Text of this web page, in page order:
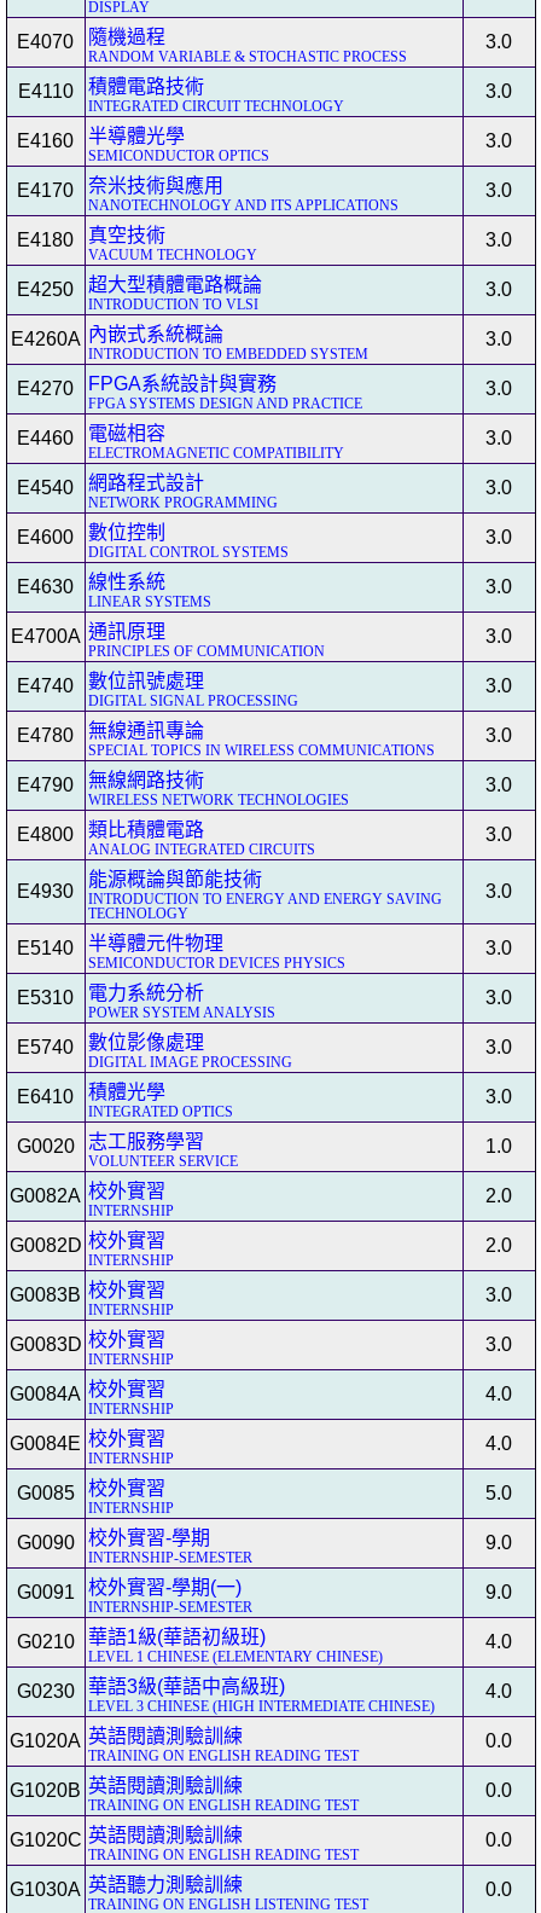
DISPLAY
E4070 隨機過程
RANDOM VARIABLE & STOCHASTIC PROCESS
3.0
E4110 積體電路技術
INTEGRATED CIRCUIT TECHNOLOGY
3.0
E4160 半導體光學
SEMICONDUCTOR OPTICS
3.0
E4170 奈米技術與應用
NANOTECHNOLOGY AND ITS APPLICATIONS
3.0
E4180 真空技術
VACUUM TECHNOLOGY
3.0
E4250 超大型積體電路概論
INTRODUCTION TO VLSI
3.0
E4260A 內嵌式系統概論
INTRODUCTION TO EMBEDDED SYSTEM
3.0
E4270 FPGA系統設計與實務
FPGA SYSTEMS DESIGN AND PRACTICE
3.0
E4460 電磁相容
ELECTROMAGNETIC COMPATIBILITY
3.0
E4540 網路程式設計
NETWORK PROGRAMMING
3.0
E4600 數位控制
DIGITAL CONTROL SYSTEMS
3.0
E4630 線性系統
LINEAR SYSTEMS
3.0
E4700A 通訊原理
PRINCIPLES OF COMMUNICATION
3.0
E4740 數位訊號處理
DIGITAL SIGNAL PROCESSING
3.0
E4780 無線通訊專論
SPECIAL TOPICS IN WIRELESS COMMUNICATIONS
3.0
E4790 無線網路技術
WIRELESS NETWORK TECHNOLOGIES
3.0
E4800 類比積體電路
ANALOG INTEGRATED CIRCUITS
3.0
E4930
能源概論與節能技術
INTRODUCTION TO ENERGY AND ENERGY SAVING
TECHNOLOGY
3.0
E5140 半導體元件物理
SEMICONDUCTOR DEVICES PHYSICS
3.0
E5310 電力系統分析
POWER SYSTEM ANALYSIS
3.0
E5740 數位影像處理
DIGITAL IMAGE PROCESSING
3.0
E6410 積體光學
INTEGRATED OPTICS
3.0
G0020 志工服務學習
VOLUNTEER SERVICE
1.0
G0082A 校外實習
INTERNSHIP
2.0
G0082D 校外實習
INTERNSHIP
2.0
G0083B 校外實習
INTERNSHIP
3.0
G0083D 校外實習
INTERNSHIP
3.0
G0084A 校外實習
INTERNSHIP
4.0
G0084E 校外實習
INTERNSHIP
4.0
G0085 校外實習
INTERNSHIP
5.0
G0090 校外實習-學期
INTERNSHIP-SEMESTER
9.0
G0091 校外實習-學期(一)
INTERNSHIP-SEMESTER
9.0
G0210 華語1級(華語初級班)
LEVEL 1 CHINESE (ELEMENTARY CHINESE)
4.0
G0230 華語3級(華語中高級班)
LEVEL 3 CHINESE (HIGH INTERMEDIATE CHINESE)
4.0
G1020A 英語閱讀測驗訓練
TRAINING ON ENGLISH READING TEST
0.0
G1020B 英語閱讀測驗訓練
TRAINING ON ENGLISH READING TEST
0.0
G1020C 英語閱讀測驗訓練
TRAINING ON ENGLISH READING TEST
0.0
G1030A 英語聽力測驗訓練
TRAINING ON ENGLISH LISTENING TEST
0.0